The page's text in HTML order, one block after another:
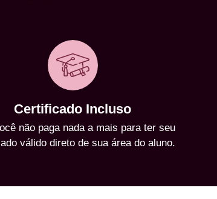
Certificado Incluso
não paga nada a mais para ter seu
válido direto de sua área do aluno.